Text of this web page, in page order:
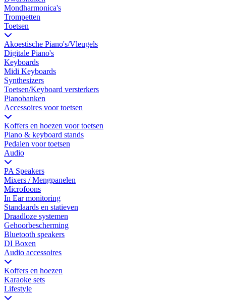
Mondharmonica's
Trompetten
Toetsen
Akoestische Piano's/Vleugels
Digitale Piano's
Keyboards
Midi Keyboards
Synthesizers
Toetsen/Keyboard versterkers
Pianobanken
Accessoires voor toetsen
Koffers en hoezen voor toetsen
Piano & keyboard stands
Pedalen voor toetsen
Audio
PA Speakers
Mixers / Mengpanelen
Microfoons
In Ear monitoring
Standaards en statieven
Draadloze systemen
Gehoorbescherming
Bluetooth speakers
DI Boxen
Audio accessoires
Koffers en hoezen
Karaoke sets
Lifestyle